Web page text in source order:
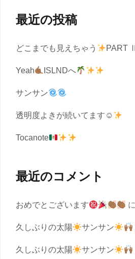
最近の投稿
どこまでも見えちゃう PART Ⅱ
Yeah ISLNDへ
サンサン
透明度よきが続いてます☺︎
Tocanote
最近のコメント
おめでとございます に
久しぶりの太陽 サンサン
久しぶりの太陽 サンサン